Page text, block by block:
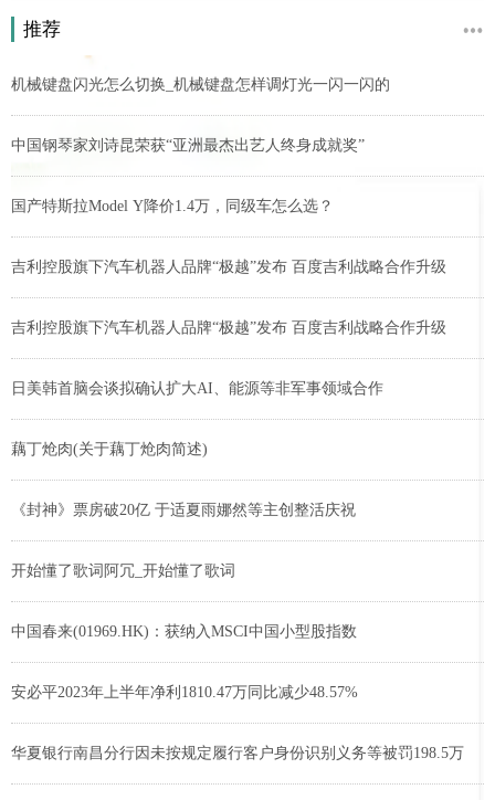
推荐
机械键盘闪光怎么切换_机械键盘怎样调灯光一闪一闪的
中国钢琴家刘诗昆荣获“亚洲最杰出艺人终身成就奖”
国产特斯拉Model Y降价1.4万，同级车怎么选？
吉利控股旗下汽车机器人品牌“极越”发布 百度吉利战略合作升级
吉利控股旗下汽车机器人品牌“极越”发布 百度吉利战略合作升级
日美韩首脑会谈拟确认扩大AI、能源等非军事领域合作
藕丁炝肉(关于藕丁炝肉简述)
《封神》票房破20亿 于适夏雨娜然等主创整活庆祝
开始懂了歌词阿冗_开始懂了歌词
中国春来(01969.HK)：获纳入MSCI中国小型股指数
安必平2023年上半年净利1810.47万同比减少48.57%
华夏银行南昌分行因未按规定履行客户身份识别义务等被罚198.5万